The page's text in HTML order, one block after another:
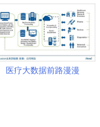
医疗大数据前路漫漫